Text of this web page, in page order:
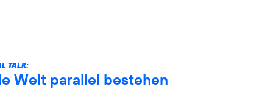
TALK:
Welt parallel bestehen